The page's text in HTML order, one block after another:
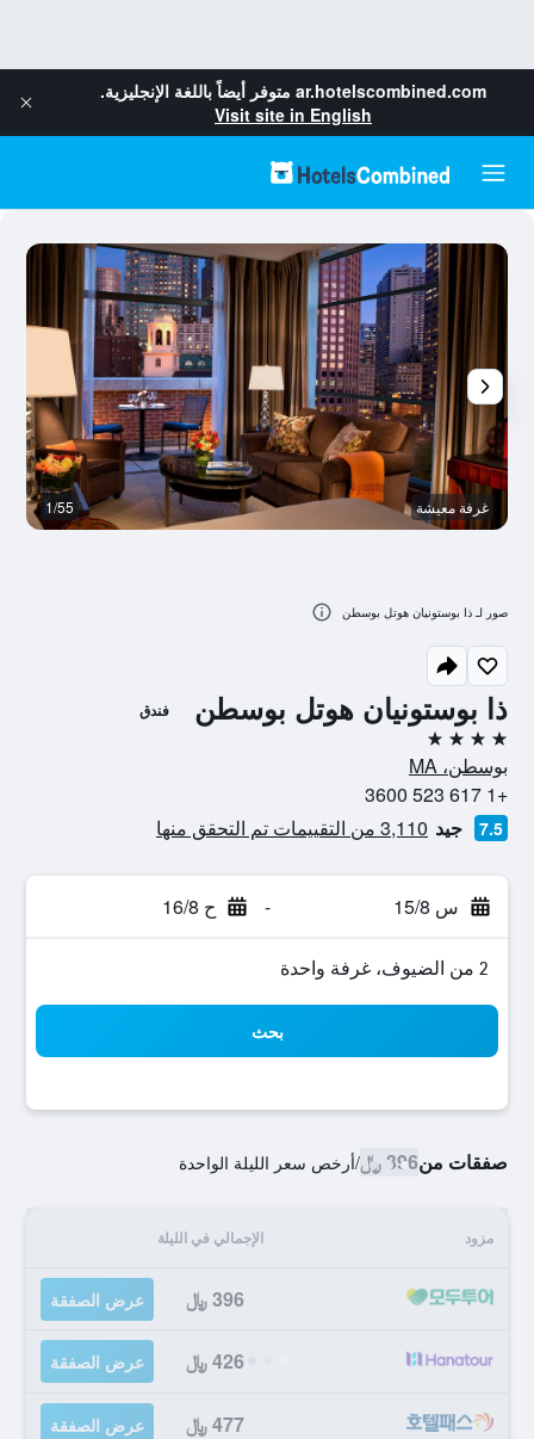
ar.hotelscombined.com متوفر أيضاً باللغة الإنجليزية.
Visit site in English
ذا بوستونيان هوتل بوسطن فندق
4 نجوم
بوسطن، MA
+1 617 523 3600
7.5 جيد 3,110 من التقييمات تم التحقق منها
س 15/8 - ح 16/8
2 من الضيوف، غرفة واحدة
بحث
صفقات من396 ﷼ /أرخص سعر الليلة الواحدة
مزود الإجمالي في الليلة
396 ﷼ عرض الصفقة
426 ﷼ عرض الصفقة
477 ﷼ عرض الصفقة
غرفة معيشة 1/55
صور لـ ذا بوستونيان هوتل بوسطن